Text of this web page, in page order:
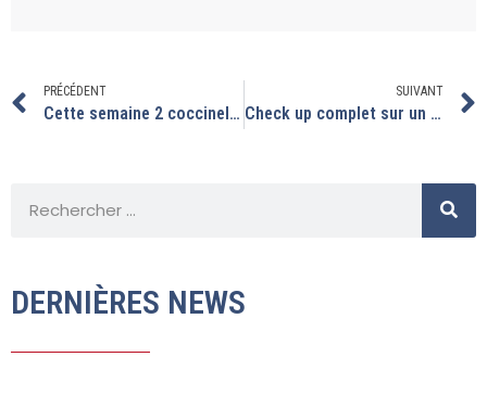
PRÉCÉDENT
Cette semaine 2 coccinelles se font une place entre les combis.
SUIVANT
Check up complet sur un split 13 fenêtres.
DERNIÈRES NEWS